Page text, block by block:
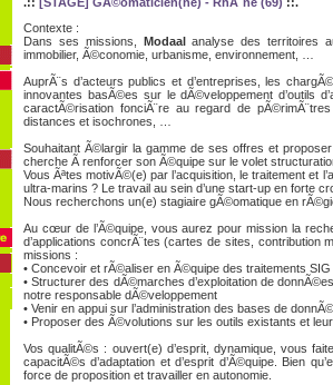
Contexte :
Dans ses missions,
Modaal
analyse des territoires
immobilier, Ã©conomie, urbanisme, environnement, …
AuprÃ¨s d’acteurs publics et d’entreprises, les
innovantes basÃ©es sur le dÃ©veloppement d’outils
caractÃ©risation fonciÃ¨re au regard de
distances et isochrones, …
Souhaitant Ã©largir la gamme de ses offres et
cherche Ã renforcer son Ã©quipe sur le volet
Vous Ãªtes motivÃ©(e) par l’acquisition, le traitement et
ultra-marins ? Le travail au sein d’une start-up en forte
Nous recherchons un(e) stagiaire gÃ©omatique en
Au cœur de l’Ã©quipe, vous aurez pour mission la
d’applications concrÃ¨tes (cartes de sites,
missions :
• Concevoir et rÃ©aliser en Ã©quipe des traitements
• Structurer des dÃ©marches d’exploitation de
notre responsable dÃ©veloppement
• Venir en appui sur l’administration des bases de
• Proposer des Ã©volutions sur les outils existants et
Vos qualitÃ©s : ouvert(e) d’esprit, dynamique, vous
capacitÃ©s d’adaptation et d’esprit d’Ã©quipe. Bien
force de proposition et travailler en autonomie.